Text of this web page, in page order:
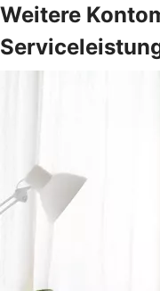
Weitere